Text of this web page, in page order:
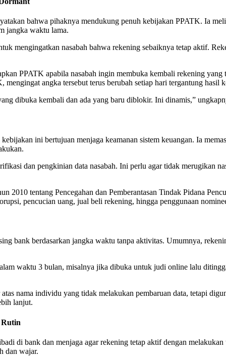
bahwa pihaknya mendukung penuh kebijakan PPATK. Ia
jangka waktu lama.
mengingatkan nasabah bahwa rekening sebaiknya tetap aktif.
PPATK apabila nasabah ingin membuka kembali rekening
angka tersebut terus berubah setiap hari tergantung
dibuka kembali dan ada yang baru diblokir. Ini dinamis,”
ini bertujuan menjaga keamanan sistem keuangan. Ia
dan pengkinian data nasabah. Ini perlu agar tidak merugikan
2010 tentang Pencegahan dan Pemberantasan Tindak Pidana
pencucian uang, jual beli rekening, hingga penggunaan
bank berdasarkan jangka waktu tanpa aktivitas. Umumnya,
waktu 3 bulan, misalnya jika dibuka untuk judi online lalu
nama individu yang tidak melakukan pembaruan data, tetapi
lanjut.
Rutin
di bank dan menjaga agar rekening tetap aktif dengan
dan wajar.